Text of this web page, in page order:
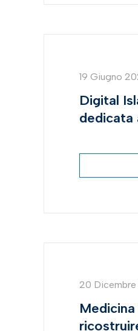
19 Giugno
Digital
dedicata
20